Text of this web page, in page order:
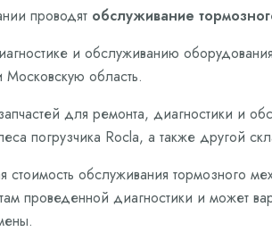
проводят обслуживание
и обслуживанию
область.
для ремонта, диагностики и
погрузчика Rocla, а также другой
стоимость обслуживания тормозного
проведенной диагностики и может